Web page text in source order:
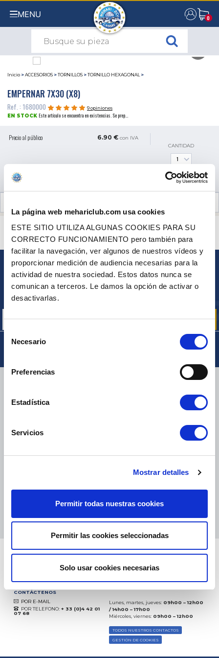
La página web mehariclub.com usa cookies
ESTE SITIO UTILIZA ALGUNAS COOKIES PARA SU
CORRECTO FUNCIONAMIENTO pero también para
facilitar la navegación, ver algunos de nuestros vídeos y
proporcionar medición de audiencia necesarias para la
actividad de nuestra sociedad. Estos datos nunca se
comunican a terceros. Le damos la opción de activar o
desactivarlas.
Selección
Necesario
Preferencias
Estadística
Servicios
Mostrar detalles
Permitir todas nuestras cookies
Permitir las cookies seleccionadas
Solo usar cookies necesarias
MENU 0
0
Inicio >ACCESORIOS >TORNILLOS >TORNILLO HEXAGONAL >
EMPERNAR 7X30 (X8)
Ref. : 1680000
9 opiniones
EN STOCK Este artículo se encuentra en existencias. Se prep...
Precio al público 6.90 € con IVA
CANTIDAD
¿ALGUNA PREGUNTA? ¿NECESITA AYUDA?
PÓNGASE EN CONTACTO CON NOSOTROS
BOLETÍN
Inscríbase para recibir gratuitamente
nuestras ofertas promocionales y noticias de productos
PAQUETES PEQUEÑOS: TNT, GÉODIS, FRANCE EXPRESS, DPD
eKomi
09.08.2026 MÁS
Basado en37904 opiniones
CONTÁCTENOS
POR E-MAIL
POR TELEFONO: + 33 (0)4 42 01
07 68
Lunes, martes, jueves: 09h00 – 12h00
/ 14h00 – 17h00
Miércoles, viernes: 09h00 – 12h00
TODOS NUESTROS CONTACTOS
GESTIÓN DE COOKIES